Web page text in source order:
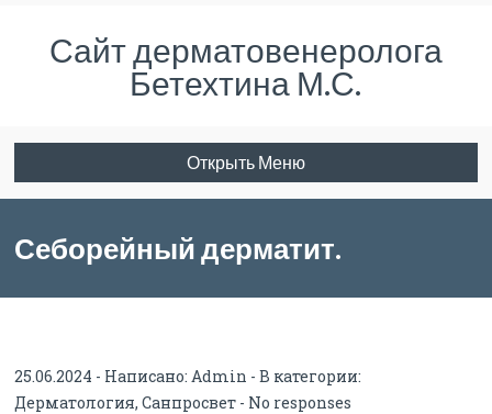
Сайт дерматовенеролога
Бетехтина М.С.
Открыть Меню
Себорейный дерматит.
25.06.2024 - Написано:Admin - В категории:
Дерматология,Санпросвет - No responses